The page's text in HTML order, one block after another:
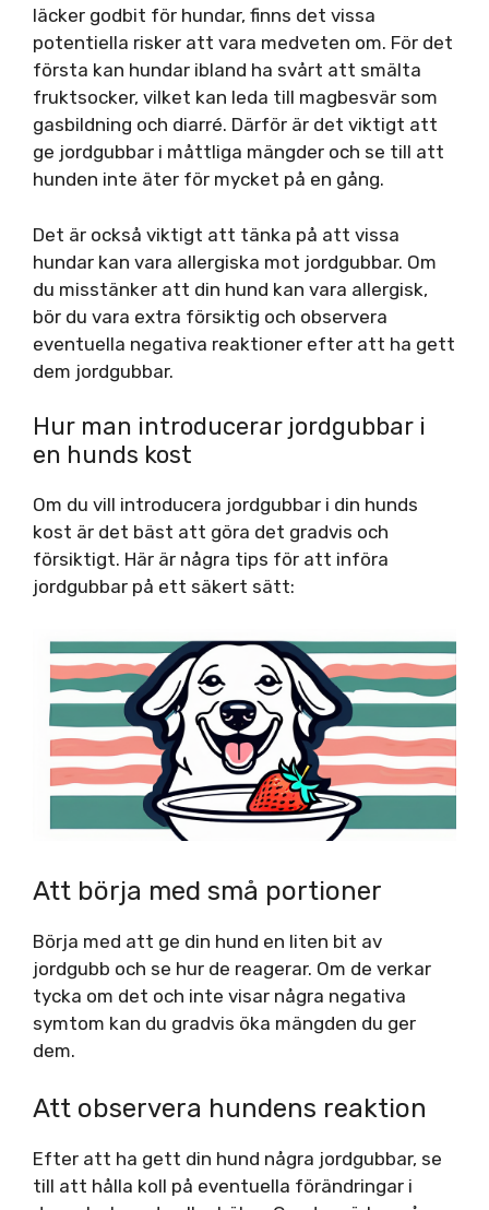
läcker godbit för hundar, finns det vissa
potentiella risker att vara medveten om. För det
första kan hundar ibland ha svårt att smälta
fruktsocker, vilket kan leda till magbesvär som
gasbildning och diarré. Därför är det viktigt att
ge jordgubbar i måttliga mängder och se till att
hunden inte äter för mycket på en gång.
Det är också viktigt att tänka på att vissa
hundar kan vara allergiska mot jordgubbar. Om
du misstänker att din hund kan vara allergisk,
bör du vara extra försiktig och observera
eventuella negativa reaktioner efter att ha gett
dem jordgubbar.
Hur man introducerar jordgubbar i
en hunds kost
Om du vill introducera jordgubbar i din hunds
kost är det bäst att göra det gradvis och
försiktigt. Här är några tips för att införa
jordgubbar på ett säkert sätt:
Att börja med små portioner
Börja med att ge din hund en liten bit av
jordgubb och se hur de reagerar. Om de verkar
tycka om det och inte visar några negativa
symtom kan du gradvis öka mängden du ger
dem.
Att observera hundens reaktion
Efter att ha gett din hund några jordgubbar, se
till att hålla koll på eventuella förändringar i